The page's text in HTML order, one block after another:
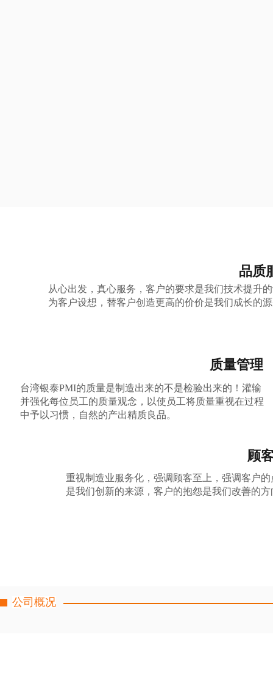
台湾银泰PMI的质量是制造出来的不是检验出来的！灌输
并强化每位员工的质量观念，以使员工将质量重视在过程
中予以习惯，自然的产出精质良品。
重视制造业服务化，强调顾客至上，强调客户的
是我们创新的来源，客户的抱怨是我们改善的方
从心出发，真心服务，客户的要求是我们技术提升
为客户设想，替客户创造更高的价价是我们成长的
质量管理
品质
顾
公司概况